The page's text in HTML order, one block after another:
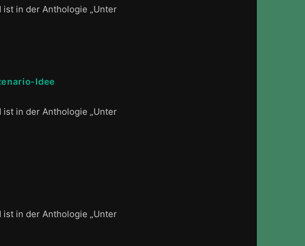
in der Anthologie „Unter
Idee
in der Anthologie „Unter
in der Anthologie „Unter